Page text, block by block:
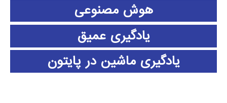
هوش مصنوعی
یادگیری عمیق
یادگیری ماشین در پایتون